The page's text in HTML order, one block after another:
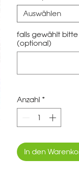
Auswählen
falls gewählt bitte
(optional)
Anzahl *
In den